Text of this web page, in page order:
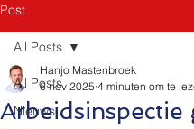
Post
All Posts
Nieuws
All Posts
Arbeidsinspectie
Hanjo Mastenbroek
6 nov 2025 4 minuten om te